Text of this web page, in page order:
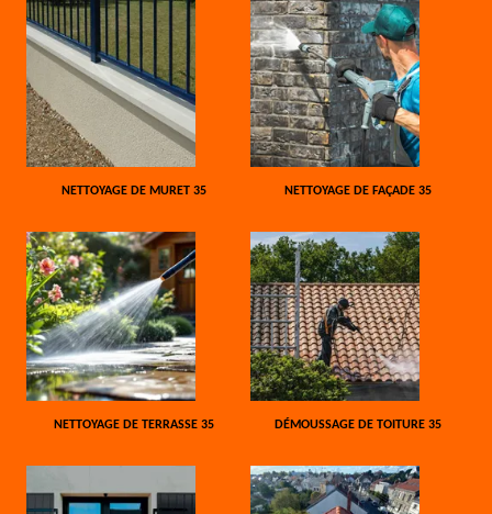
NETTOYAGE DE MURET 35 NETTOYAGE DE FAÇADE 35
NETTOYAGE DE TERRASSE 35 DÉMOUSSAGE DE TOITURE 35